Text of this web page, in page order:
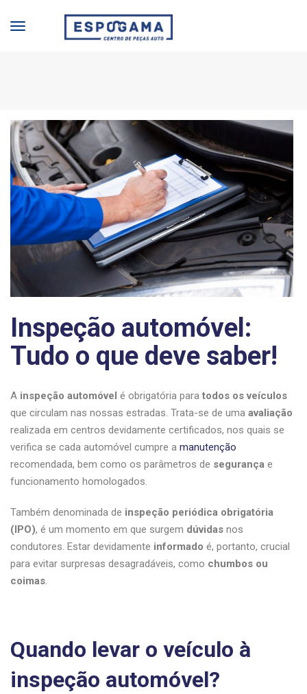
Inspeção automóvel:
Tudo o que deve saber!
A inspeção automóvel é obrigatória para todos os veículos
que circulam nas nossas estradas. Trata-se de uma avaliação
realizada em centros devidamente certificados, nos quais se
verifica se cada automóvel cumpre a manutenção
recomendada, bem como os parâmetros de segurança e
funcionamento homologados.
Também denominada de inspeção periódica obrigatória
(IPO), é um momento em que surgem dúvidas nos
condutores. Estar devidamente informado é, portanto, crucial
para evitar surpresas desagradáveis, como chumbos ou
coimas.
Quando levar o veículo à
inspeção automóvel?